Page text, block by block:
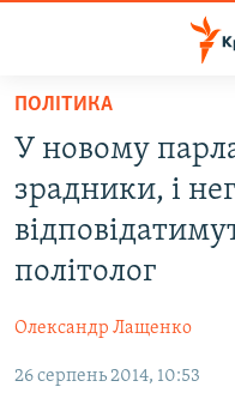
Перейти
основного
матеріалу
Перейти
до
основної
Перейти
до
ВОДА.КРИМ
ВІДЕО ТА ФОТО
ПОЛІТИКА
ПОГЛЯД
ІНТЕРВ'Ю
ПОЛІТИКА
У новому
зрадники, і
політолог
Олександр Лащенко
26 серпень 2014, 10:53